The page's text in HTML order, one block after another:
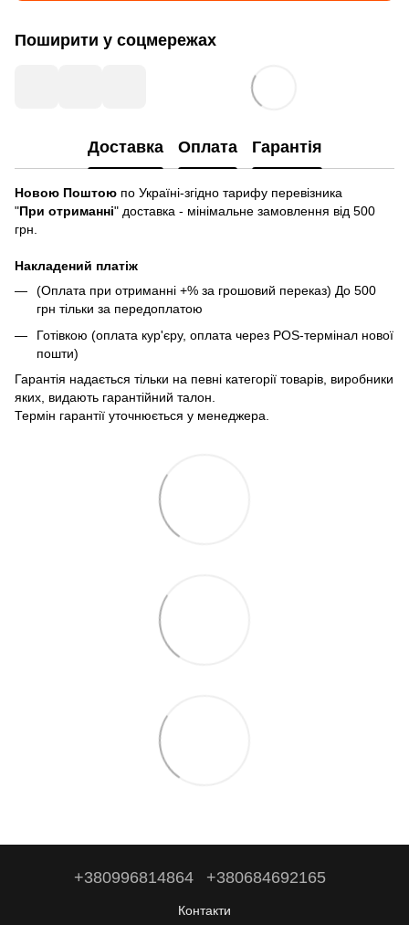
Поширити у соцмережах
Доставка Оплата Гарантія
Новою Поштою по Україні-згідно тарифу перевізника
"При отриманні" доставка - мінімальне замовлення від 500
грн.
Накладений платіж
(Оплата при отриманні +% за грошовий переказ) До 500
грн тільки за передоплатою
Готівкою (оплата кур'єру, оплата через POS-термінал нової
пошти)
Гарантія надається тільки на певні категорії товарів, виробники
яких, видають гарантійний талон.
Термін гарантії уточнюється у менеджера.
+380996814864 +380684692165
Контакти